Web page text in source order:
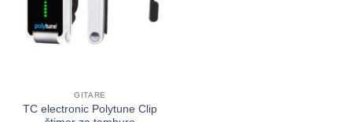
GITARE
TC electronic Polytune Clip